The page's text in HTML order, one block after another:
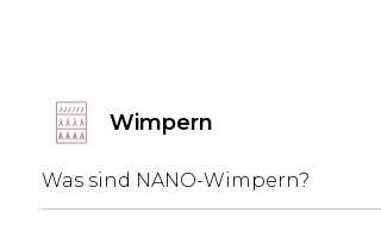
Wimpern
Was sind NANO-Wimpern?